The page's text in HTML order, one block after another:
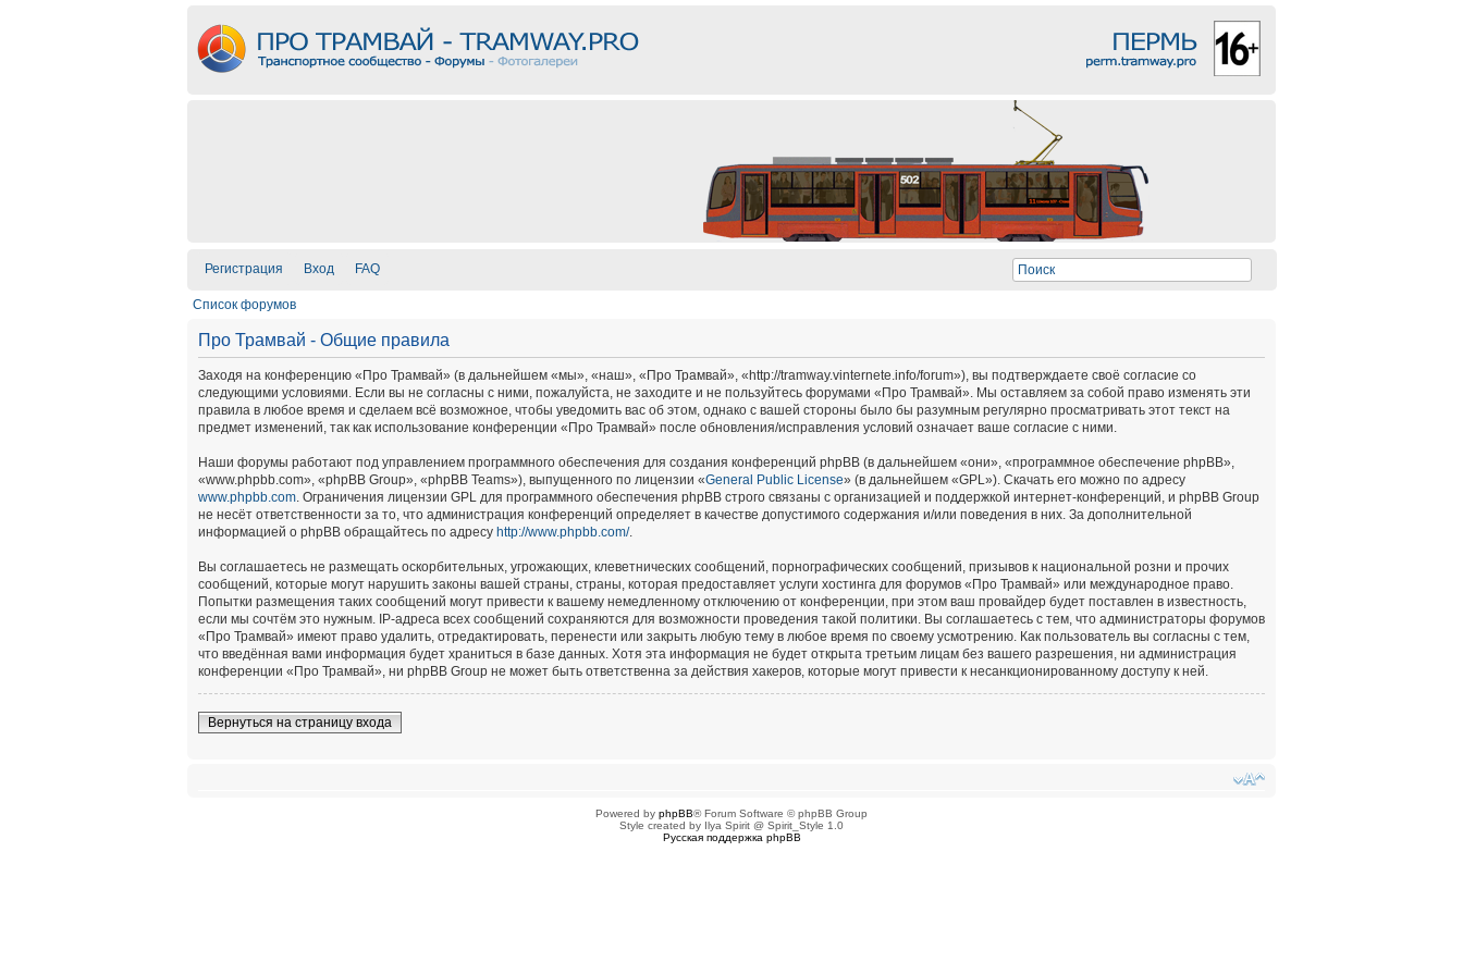
Регистрация Вход FAQ
Список форумов
Про Трамвай - Общие правила
Заходя на конференцию «Про Трамвай» (в дальнейшем «мы», «наш», «Про Трамвай», «http://tramway.vinternete.info/forum»), вы подтверждаете своё согласие со
следующими условиями. Если вы не согласны с ними, пожалуйста, не заходите и не пользуйтесь форумами «Про Трамвай». Мы оставляем за собой право изменять эти
правила в любое время и сделаем всё возможное, чтобы уведомить вас об этом, однако с вашей стороны было бы разумным регулярно просматривать этот текст на
предмет изменений, так как использование конференции «Про Трамвай» после обновления/исправления условий означает ваше согласие с ними.
Наши форумы работают под управлением программного обеспечения для создания конференций phpBB (в дальнейшем «они», «программное обеспечение phpBB»,
«www.phpbb.com», «phpBB Group», «phpBB Teams»), выпущенного по лицензии «General Public License» (в дальнейшем «GPL»). Скачать его можно по адресу
www.phpbb.com. Ограничения лицензии GPL для программного обеспечения phpBB строго связаны с организацией и поддержкой интернет-конференций, и phpBB Group
не несёт ответственности за то, что администрация конференций определяет в качестве допустимого содержания и/или поведения в них. За дополнительной
информацией о phpBB обращайтесь по адресу http://www.phpbb.com/.
Вы соглашаетесь не размещать оскорбительных, угрожающих, клеветнических сообщений, порнографических сообщений, призывов к национальной розни и прочих
сообщений, которые могут нарушить законы вашей страны, страны, которая предоставляет услуги хостинга для форумов «Про Трамвай» или международное право.
Попытки размещения таких сообщений могут привести к вашему немедленному отключению от конференции, при этом ваш провайдер будет поставлен в известность,
если мы сочтём это нужным. IP-адреса всех сообщений сохраняются для возможности проведения такой политики. Вы соглашаетесь с тем, что администраторы форумов
«Про Трамвай» имеют право удалить, отредактировать, перенести или закрыть любую тему в любое время по своему усмотрению. Как пользователь вы согласны с тем,
что введённая вами информация будет храниться в базе данных. Хотя эта информация не будет открыта третьим лицам без вашего разрешения, ни администрация
конференции «Про Трамвай», ни phpBB Group не может быть ответственна за действия хакеров, которые могут привести к несанкционированному доступу к ней.
Вернуться на страницу входа
Powered by phpBB® Forum Software © phpBB Group
Style created by Ilya Spirit @ Spirit_Style 1.0
Русская поддержка phpBB